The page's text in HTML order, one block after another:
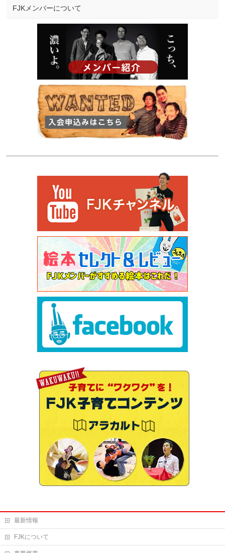
FJKメンバーについて
最新情報
FJKについて